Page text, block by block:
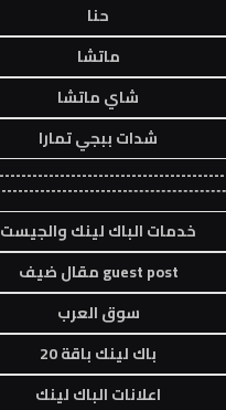
حنا
ماتشا
شاي ماتشا
شدات ببجي تمارا
خدمات الباك لينك والجيست
guest post مقال ضيف
سوق العرب
باك لينك باقة 20
اعلانات الباك لينك